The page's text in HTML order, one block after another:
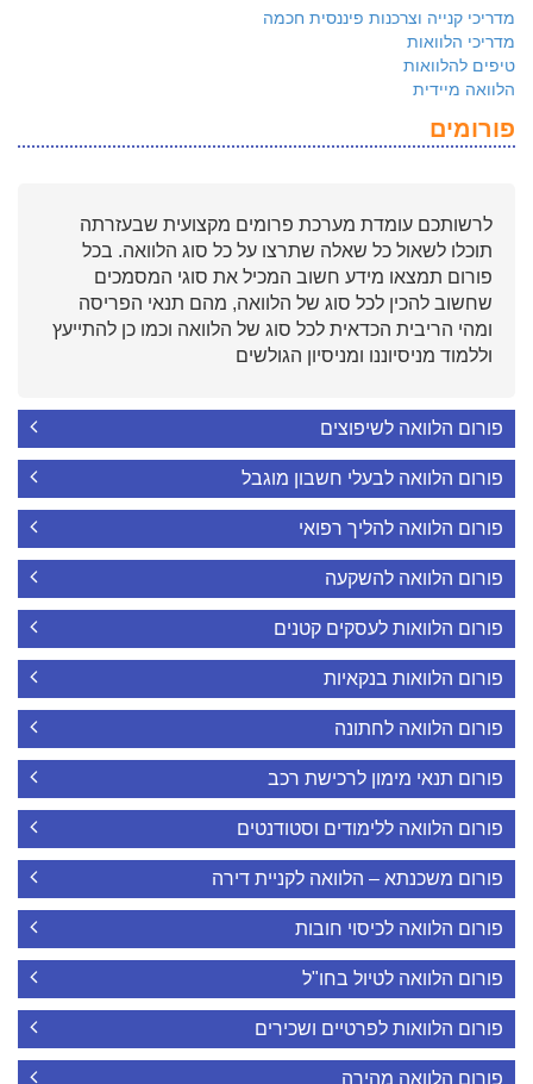
מדריכי קנייה וצרכנות פיננסית חכמה
מדריכי הלוואות
טיפים להלוואות
הלוואה מיידית
פורומים
לרשותכם עומדת מערכת פרומים מקצועית שבעזרתה
תוכלו לשאול כל שאלה שתרצו על כל סוג הלוואה. בכל
פורום תמצאו מידע חשוב המכיל את סוגי המסמכים
שחשוב להכין לכל סוג של הלוואה, מהם תנאי הפריסה
ומהי הריבית הכדאית לכל סוג של הלוואה וכמו כן להתייעץ
וללמוד מניסיוננו ומניסיון הגולשים
פורום הלוואה לשיפוצים
פורום הלוואה לבעלי חשבון מוגבל
פורום הלוואה להליך רפואי
פורום הלוואה להשקעה
פורום הלוואות לעסקים קטנים
פורום הלוואות בנקאיות
פורום הלוואה לחתונה
פורום תנאי מימון לרכישת רכב
פורום הלוואה ללימודים וסטודנטים
פורום משכנתא – הלוואה לקניית דירה
פורום הלוואה לכיסוי חובות
פורום הלוואה לטיול בחו"ל
פורום הלוואות לפרטיים ושכירים
פורום הלוואה מהירה